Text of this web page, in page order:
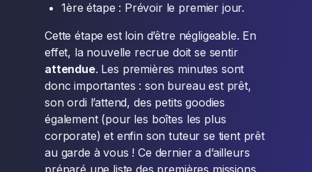
1ère étape : Prévoir le premier jour.
Cette étape est loin d’être négligeable. En
effet, la nouvelle recrue doit se sentir
attendue. Les premières minutes sont
donc importantes : son bureau est prêt,
son ordi l’attend, des petits goodies
également (pour les boîtes les plus
corporate) et enfin son tuteur se tient prêt
au garde à vous ! Ce dernier a d’ailleurs
préparé une liste des premières missions